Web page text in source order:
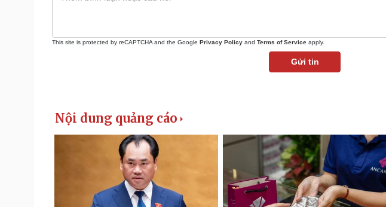
This site is protected by reCAPTCHA and the Google Privacy Policy and Terms of Service apply.
Gửi tin